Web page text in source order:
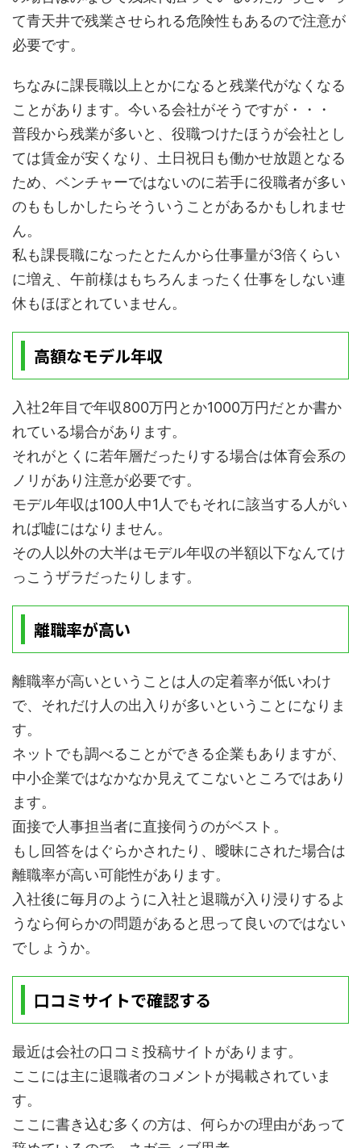
て青天井で残業させられる危険性もあるので注意が
必要です。
ちなみに課長職以上とかになると残業代がなくなる
ことがあります。今いる会社がそうですが・・・
普段から残業が多いと、役職つけたほうが会社とし
ては賃金が安くなり、土日祝日も働かせ放題となる
ため、ベンチャーではないのに若手に役職者が多い
のももしかしたらそういうことがあるかもしれませ
ん。
私も課長職になったとたんから仕事量が3倍くらい
に増え、午前様はもちろんまったく仕事をしない連
休もほぼとれていません。
高額なモデル年収
入社2年目で年収800万円とか1000万円だとか書か
れている場合があります。
それがとくに若年層だったりする場合は体育会系の
ノリがあり注意が必要です。
モデル年収は100人中1人でもそれに該当する人がい
れば嘘にはなりません。
その人以外の大半はモデル年収の半額以下なんてけ
っこうザラだったりします。
離職率が高い
離職率が高いということは人の定着率が低いわけ
で、それだけ人の出入りが多いということになりま
す。
ネットでも調べることができる企業もありますが、
中小企業ではなかなか見えてこないところではあり
ます。
面接で人事担当者に直接伺うのがベスト。
もし回答をはぐらかされたり、曖昧にされた場合は
離職率が高い可能性があります。
入社後に毎月のように入社と退職が入り浸りするよ
うなら何らかの問題があると思って良いのではない
でしょうか。
口コミサイトで確認する
最近は会社の口コミ投稿サイトがあります。
ここには主に退職者のコメントが掲載されていま
す。
ここに書き込む多くの方は、何らかの理由があって